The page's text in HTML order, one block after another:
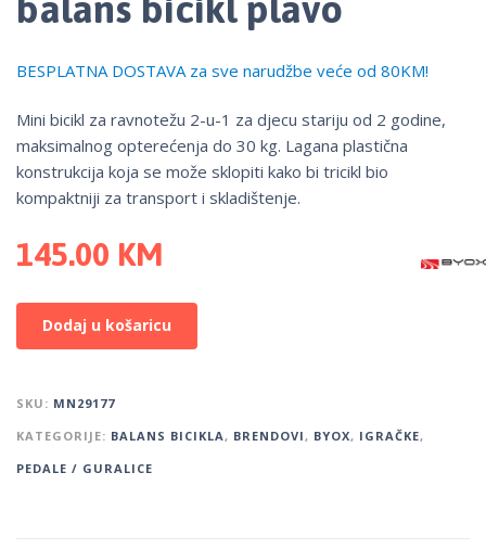
BESPLATNA DOSTAVA za sve narudžbe veće od 80KM!
Mini bicikl za ravnotežu 2-u-1 za djecu stariju od 2 godine,
maksimalnog opterećenja do 30 kg. Lagana plastična
konstrukcija koja se može sklopiti kako bi tricikl bio
kompaktniji za transport i skladištenje.
145.00 KM
Dodaj u košaricu
SKU: MN29177
KATEGORIJE: BALANS BICIKLA, BRENDOVI, BYOX, IGRAČKE,
PEDALE / GURALICE